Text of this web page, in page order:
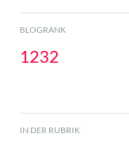
BLOGRANK
1232
IN DER RUBRIK